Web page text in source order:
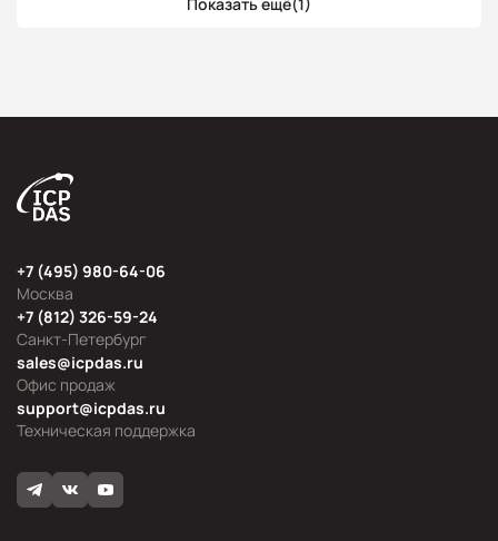
Москва
+7 (495) 980-64-06
Офис продаж
sales@icpdas.ru
Санкт-Петербург
+7 (812) 326-59-24
Техническая поддержка
support@icpdas.ru